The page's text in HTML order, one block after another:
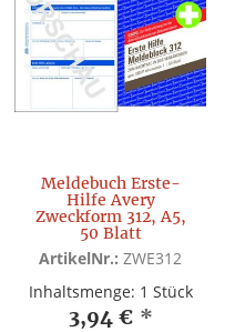
Meldebuch Erste-
Hilfe Avery
Zweckform 312, A5,
50 Blatt
ArtikelNr.: ZWE312
Inhaltsmenge: 1 Stück
3,94 € *